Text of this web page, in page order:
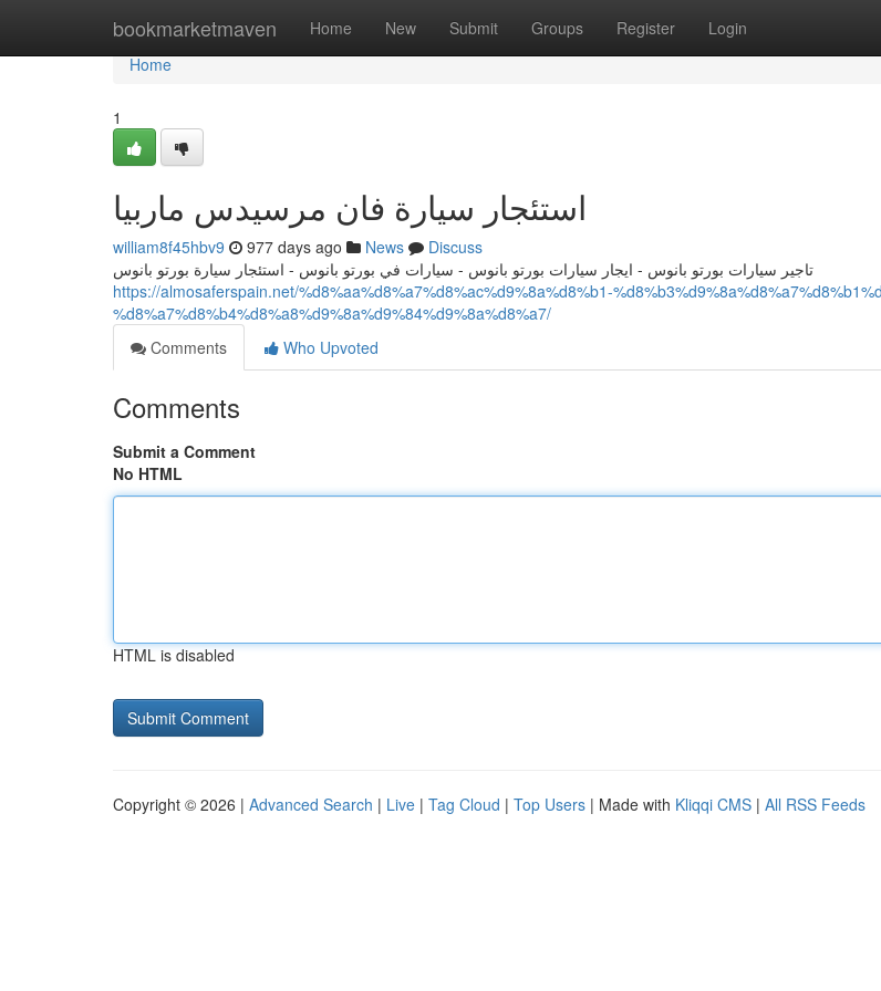
bookmarketmaven Home New Submit Groups Register Login
Home
Home
1
استئجار سيارة فان مرسيدس ماربيا
william8f45hbv9 977 days ago News
Discuss
تاجير سيارات بورتو بانوس - ايجار سيارات بورتو بانوس - سيارات في بورتو بانوس - استئجار سيارة بورتو بانوس
https://almosaferspain.net/%d8%aa%d8%a7%d8%ac%d9%8a%d8%b1-
%d8%a7%d8%b4%d8%a8%d9%8a%d9%84%d9%8a%d8%a7/
Comments
Who Upvoted
Comments
Submit a Comment
No HTML
HTML is disabled
Copyright © 2026 | Advanced Search | Live | Tag Cloud | Top Users | Made with Kliqqi CMS | All RSS Feeds